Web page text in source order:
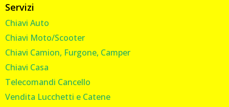
Servizi
Chiavi Auto
Chiavi Moto/Scooter
Chiavi Camion, Furgone, Camper
Chiavi Casa
Telecomandi Cancello
Vendita Lucchetti e Catene